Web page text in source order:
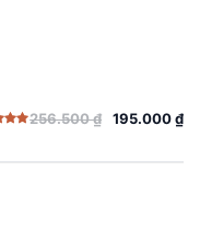
256.500₫ 195.000₫